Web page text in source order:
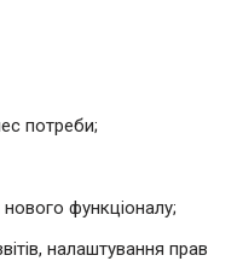
потреби;
функціоналу;
налаштування прав